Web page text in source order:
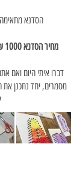
הסדנא מתאימה
מחיר הסדנא 1000 ₪ ומתאימה לעד 10 משתתפים.
דברו איתי היום ואם
מסמרים, יחד נתכנן את